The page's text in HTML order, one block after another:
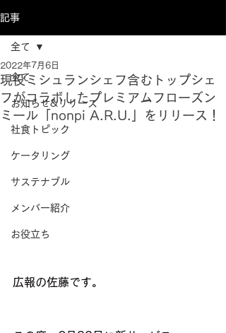
記事
全て
お知らせ&リリース
社食トピック
ケータリング
サステナブル
メンバー紹介
お役立ち
全て
現役ミシュランシェフ含むトップシェ
フがコラボしたプレミアムフローズン
ミール「nonpi A.R.U.」をリリース！
2022年7月6日
広報の佐藤です。